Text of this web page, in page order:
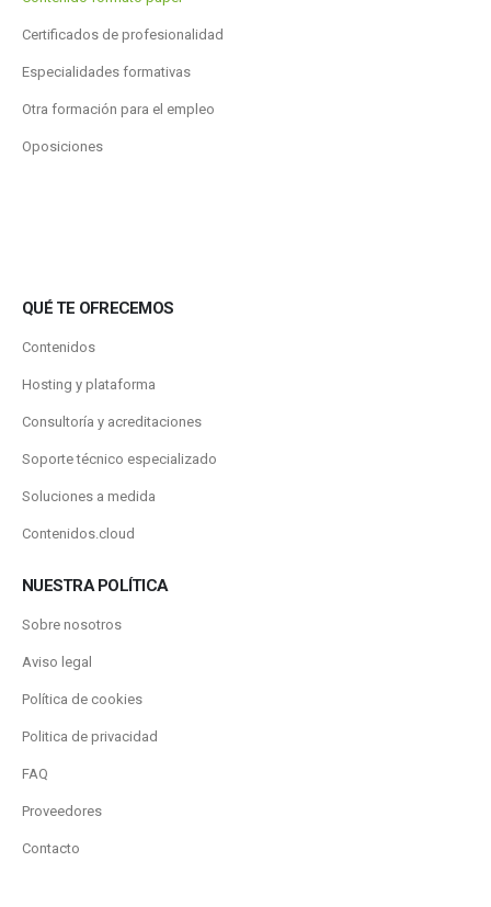
Certificados de profesionalidad
Especialidades formativas
Otra formación para el empleo
Oposiciones
QUÉ TE OFRECEMOS
Contenidos
Hosting y plataforma
Consultoría y acreditaciones
Soporte técnico especializado
Soluciones a medida
Contenidos.cloud
NUESTRA POLÍTICA
Sobre nosotros
Aviso legal
Política de cookies
Politica de privacidad
FAQ
Proveedores
Contacto